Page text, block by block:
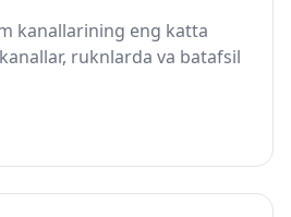
kanallarining eng katta
ruknlarda va batafsil